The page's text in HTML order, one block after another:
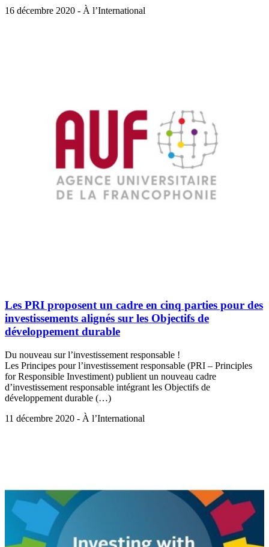
16 décembre 2020 - À l’International
Les PRI proposent un cadre en cinq parties pour des
investissements alignés sur les Objectifs de
développement durable
Du nouveau sur l’investissement responsable !
Les Principes pour l’investissement responsable (PRI – Principles
for Responsible Investiment) publient un nouveau cadre
d’investissement responsable intégrant les Objectifs de
développement durable (…)
11 décembre 2020 - À l’International